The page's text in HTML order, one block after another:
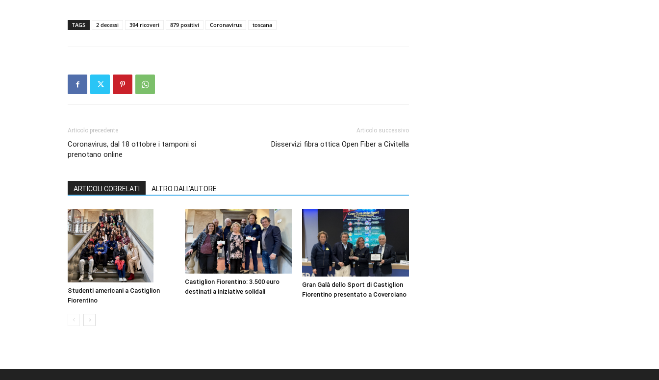
TAGS 2 decessi 394 ricoveri 879 positivi Coronavirus toscana
Articolo precedente
Coronavirus, dal 18 ottobre i tamponi si
prenotano online
Articolo successivo
Disservizi fibra ottica Open Fiber a Civitella
ARTICOLI CORRELATI ALTRO DALL'AUTORE
Studenti americani a Castiglion
Fiorentino
Castiglion Fiorentino: 3.500 euro
destinati a iniziative solidali
Gran Galà dello Sport di Castiglion
Fiorentino presentato a Coverciano